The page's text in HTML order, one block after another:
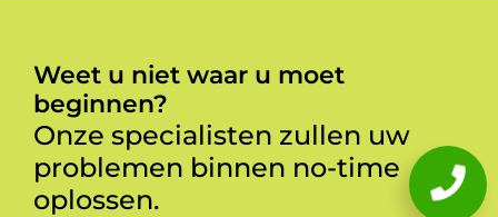
Weet u niet waar u moet
beginnen?
Onze specialisten zullen uw
problemen binnen no-time
oplossen.